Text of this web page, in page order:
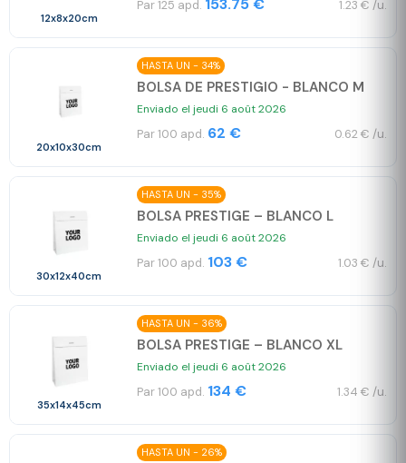
12x8x20cm
Par 125 apd. 153.75 € 1.23 € /u.
20x10x30cm
HASTA UN - 34%
BOLSA DE PRESTIGIO - BLANCO M
Enviado el jeudi 6 août 2026
Par 100 apd. 62 € 0.62 € /u.
30x12x40cm
HASTA UN - 35%
BOLSA PRESTIGE – BLANCO L
Enviado el jeudi 6 août 2026
Par 100 apd. 103 € 1.03 € /u.
35x14x45cm
HASTA UN - 36%
BOLSA PRESTIGE – BLANCO XL
Enviado el jeudi 6 août 2026
Par 100 apd. 134 € 1.34 € /u.
HASTA UN - 26%